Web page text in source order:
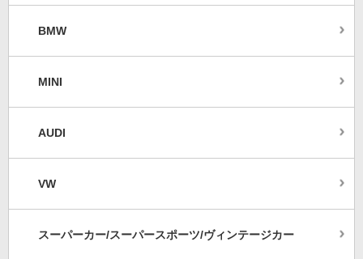
BMW
MINI
AUDI
VW
スーパーカー/スーパースポーツ/ヴィンテージカー